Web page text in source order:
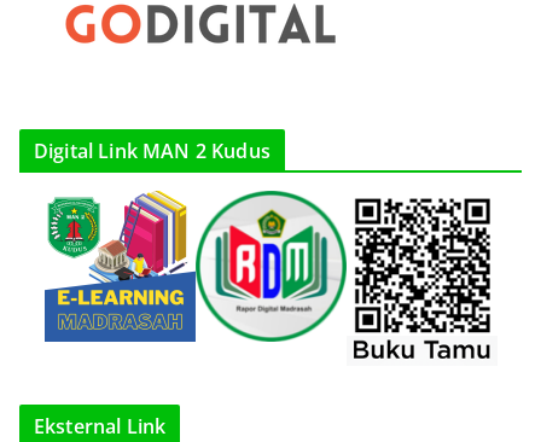
Digital Link MAN 2 Kudus
Eksternal Link